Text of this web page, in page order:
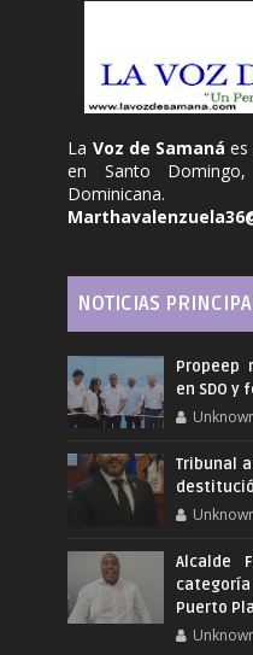
La Voz de Samaná
en Santo
Dominicana.
NOTICIAS
Propeep
en SDO
Tribunal
Alcalde
Puerto